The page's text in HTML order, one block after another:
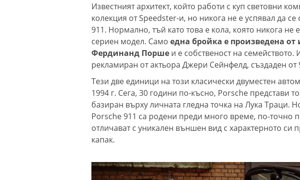
Известният архитект, който работи с куп световни
колекция от Speedster-и, но никога не е успявал да
911. Нормално, тъй като това е кола, която никога не
сериен модел. Само една бройка е произведена
Фердинанд Порше и е собственост на
рекламиран от актьора Джери Сейнфелд, създаден от
Тези две единици на този класически двуместен
1994 г. Сега, 30 години по-късно, Porsche представи
базиран върху личната гледна точка на Лука Траци.
Porsche 911 са родени преди много време, по-точно
отличават с уникален външен вид с характерното си
капак.